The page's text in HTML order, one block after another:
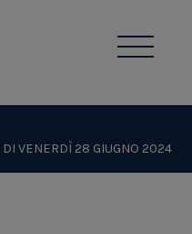
DI VENERDÌ 28 GIUGNO 2024